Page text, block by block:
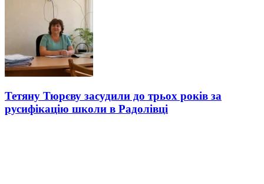
Тетяну Тюрєву засудили до трьох років за
русифікацію школи в Радолівці